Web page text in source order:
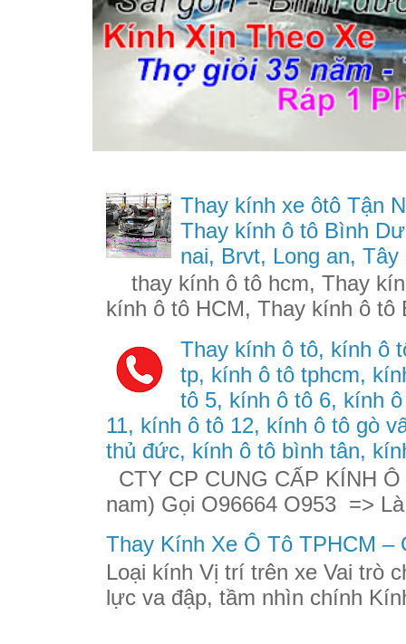
Thay kính xe ôtô Tận
Thay kính ô tô Bình
nai, Brvt, Long an,
thay kính ô tô hcm, Thay
kính ô tô HCM, Thay kính ô
Thay kính ô tô, kính ô
tp, kính ô tô tphcm,
tô 5, kính ô tô 6, kính
11, kính ô tô 12, kính ô tô gò
thủ đức, kính ô tô bình tân,
CTY CP CUNG CẤP KÍNH
nam) Gọi O96664 O953 =>
Thay Kính Xe Ô Tô TPHCM –
Loại kính Vị trí trên xe Vai trò
lực va đập, tầm nhìn chính